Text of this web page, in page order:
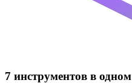
7 инструментов в одном